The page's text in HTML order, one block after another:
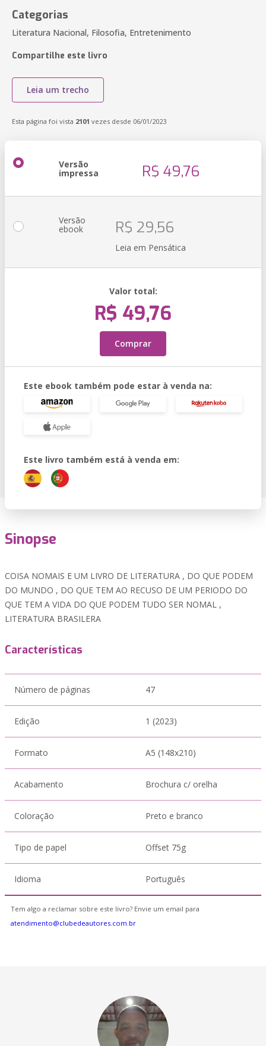
Categorias
Literatura Nacional, Filosofia, Entretenimento
Compartilhe este livro
Leia um trecho
Esta página foi vista 2101 vezes desde 06/01/2023
Versão
impressa R$ 49,76
Versão
ebook R$ 29,56
Leia em Pensática
Valor total:
R$ 49,76
Comprar
Este ebook também pode estar à venda na:
Este livro também está à venda em:
Sinopse
COISA NOMAIS E UM LIVRO DE LITERATURA , DO QUE PODEM
DO MUNDO , DO QUE TEM AO RECUSO DE UM PERIODO DO
QUE TEM A VIDA DO QUE PODEM TUDO SER NOMAL ,
LITERATURA BRASILERA
Características
Número de páginas 47
Edição 1 (2023)
Formato A5 (148x210)
Acabamento Brochura c/ orelha
Coloração Preto e branco
Tipo de papel Offset 75g
Idioma Português
Tem algo a reclamar sobre este livro? Envie um email para
atendimento@clubedeautores.com.br